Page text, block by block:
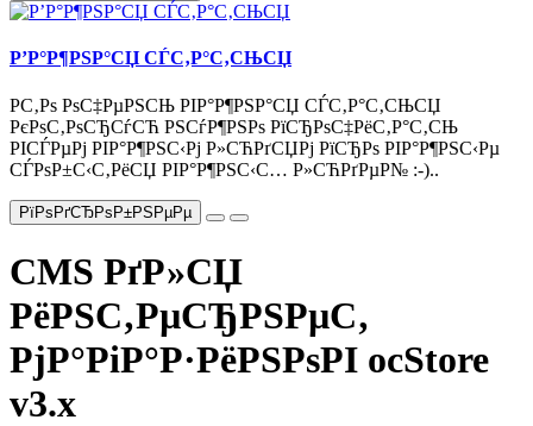
Р’Р°Р¶РЅР°СЏ СЃС‚Р°С‚СЊСЏ
Р­С‚Рѕ РѕС‡РµРЅСЊ РІР°Р¶РЅР°СЏ СЃС‚Р°С‚СЊСЏ
РєРѕС‚РѕСЂСѓСЋ РЅСѓР¶РЅРѕ РїСЂРѕС‡РёС‚Р°С‚СЊ
РІСЃРµРј РІР°Р¶РЅС‹Рј Р»СЋРґСЏРј РїСЂРѕ РІР°Р¶РЅС‹Рµ
СЃРѕР±С‹С‚РёСЏ РІР°Р¶РЅС‹С… Р»СЋРґРµР№ :-)..
РїРѕРґСЂРѕР±РЅРµРµ
CMS РґР»СЏ
РёРЅС‚РµСЂРЅРµС‚
РјР°РіР°Р·РёРЅРѕРІ ocStore
v3.x